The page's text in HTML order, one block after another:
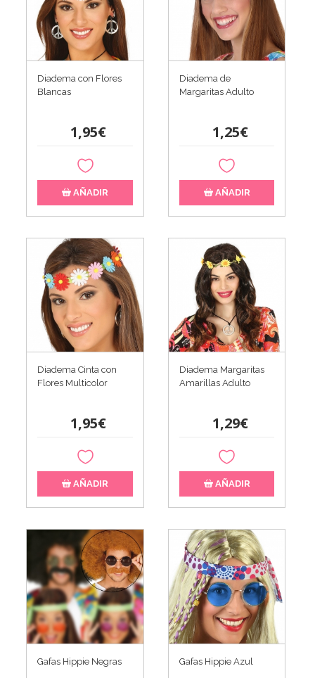
Diadema con Flores
Blancas
1,95€
AÑADIR
Diadema de
Margaritas Adulto
1,25€
AÑADIR
Diadema Cinta con
Flores Multicolor
1,95€
AÑADIR
Diadema Margaritas
Amarillas Adulto
1,29€
AÑADIR
Gafas Hippie Negras Gafas Hippie Azul